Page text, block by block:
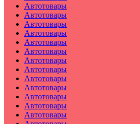
Автотовары
Автотовары
Автотовары
Автотовары
Автотовары
Автотовары
Автотовары
Автотовары
Автотовары
Автотовары
Автотовары
Автотовары
Автотовары